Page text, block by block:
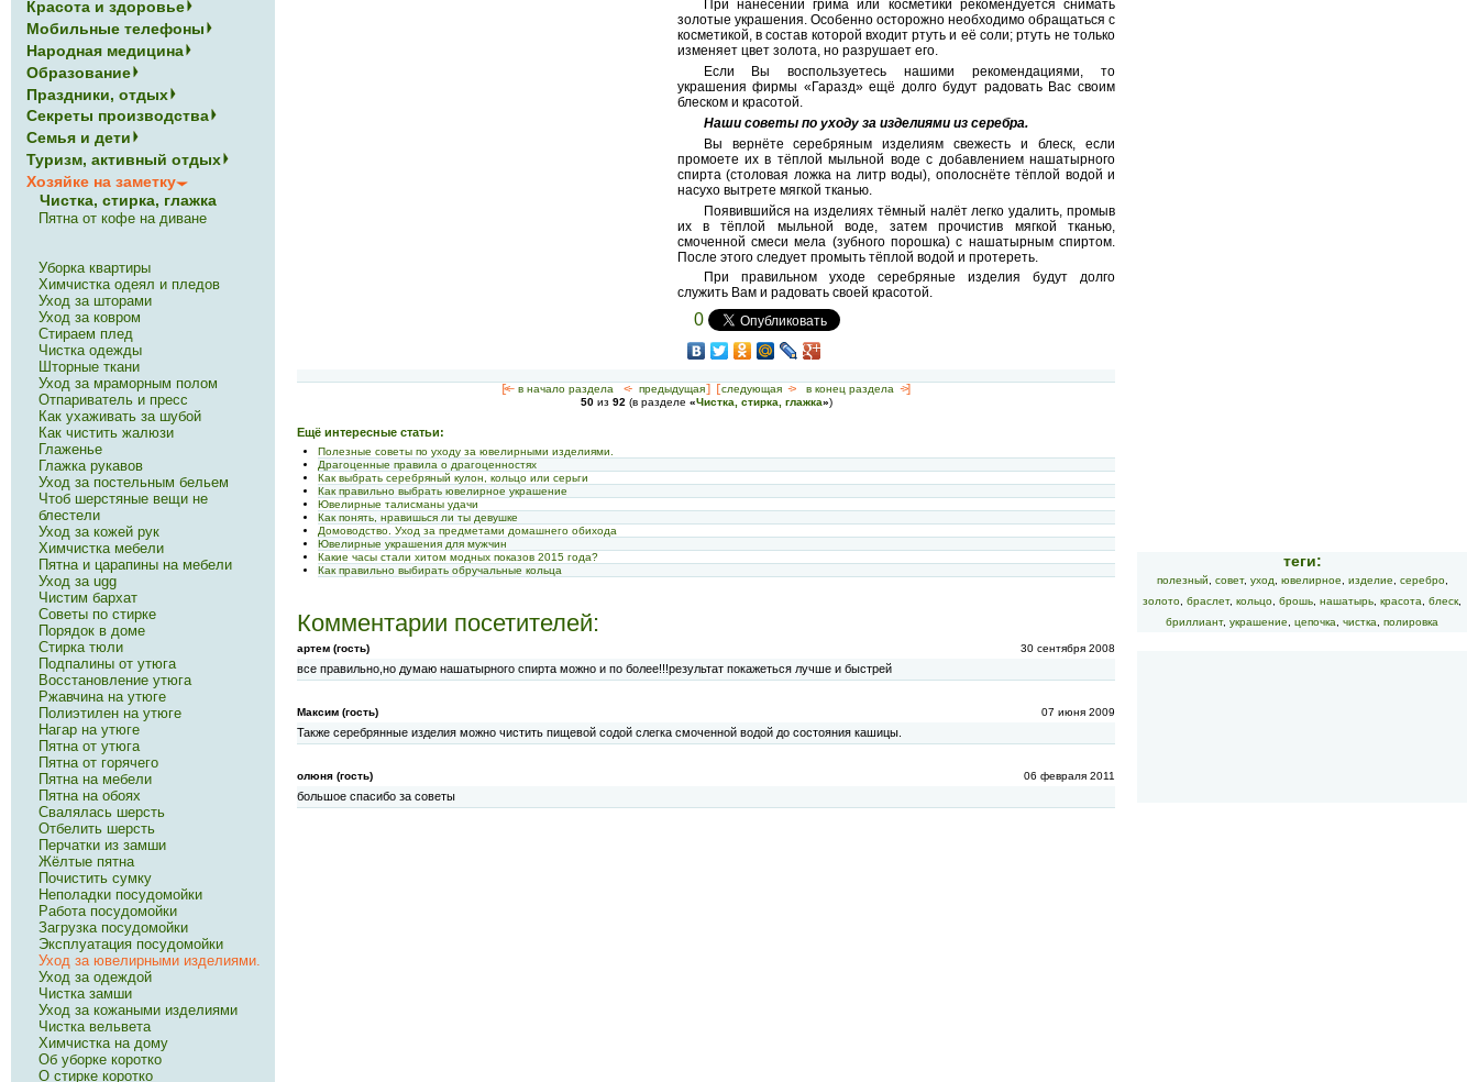
При нанесении грима или косметики рекомендуется снимать
золотые украшения. Особенно осторожно необходимо обращаться с
косметикой, в состав которой входит ртуть и её соли; ртуть не только
изменяет цвет золота, но разрушает его.
Если Вы воспользуетесь нашими рекомендациями, то
украшения фирмы «Гаразд» ещё долго будут радовать Вас своим
блеском и красотой.
Наши советы по уходу за изделиями из серебра.
Вы вернёте серебряным изделиям свежесть и блеск, если
промоете их в тёплой мыльной воде с добавлением нашатырного
спирта (столовая ложка на литр воды), ополоснёте тёплой водой и
насухо вытрете мягкой тканью.
Появившийся на изделиях тёмный налёт легко удалить, промыв
их в тёплой мыльной воде, затем прочистив мягкой тканью,
смоченной смеси мела (зубного порошка) с нашатырным спиртом.
После этого следует промыть тёплой водой и протереть.
При правильном уходе серебряные изделия будут долго
служить Вам и радовать своей красотой.
0
[<— в начало раздела <- предыдущая] [ следующая -> в конец раздела ->]
50из 92(в разделе «Чистка, стирка, глажка»)
Ещё интересные статьи:
Полезные советы по уходу за ювелирными изделиями.
Драгоценные правила о драгоценностях
Как выбрать серебряный кулон, кольцо или серьги
Как правильно выбрать ювелирное украшение
Ювелирные талисманы удачи
Как понять, нравишься ли ты девушке
Домоводство. Уход за предметами домашнего обихода
Ювелирные украшения для мужчин
Какие часы стали хитом модных показов 2015 года?
Как правильно выбирать обручальные кольца
Комментарии посетителей:
артем (гость) 30 сентября 2008
все правильно,но думаю нашатырного спирта можно и по более!!!результат покажеться лучше и быстрей
Максим (гость) 07 июня 2009
Также серебрянные изделия можно чистить пищевой содой слегка смоченной водой до состояния кашицы.
олюня (гость) 06 февраля 2011
большое спасибо за советы
Красота и здоровье
Мобильные телефоны
Народная медицина
Образование
Праздники, отдых
Секреты производства
Семья и дети
Туризм, активный отдых
Хозяйке на заметку
Чистка, стирка, глажка
Пятна от кофе на диване
Уборка квартиры
Химчистка одеял и пледов
Уход за шторами
Уход за ковром
Стираем плед
Чистка одежды
Шторные ткани
Уход за мраморным полом
Отпариватель и пресс
Как ухаживать за шубой
Как чистить жалюзи
Глаженье
Глажка рукавов
Уход за постельным бельем
Чтоб шерстяные вещи не
блестели
Уход за кожей рук
Химчистка мебели
Пятна и царапины на мебели
Уход за ugg
Чистим бархат
Советы по стирке
Порядок в доме
Стирка тюли
Подпалины от утюга
Восстановление утюга
Ржавчина на утюге
Полиэтилен на утюге
Нагар на утюге
Пятна от утюга
Пятна от горячего
Пятна на мебели
Пятна на обоях
Свалялась шерсть
Отбелить шерсть
Перчатки из замши
Жёлтые пятна
Почистить сумку
Неполадки посудомойки
Работа посудомойки
Загрузка посудомойки
Эксплуатация посудомойки
Уход за ювелирными изделиями.
Уход за одеждой
Чистка замши
Уход за кожаными изделиями
Чистка вельвета
Химчистка на дому
Об уборке коротко
О стирке коротко
теги:
полезный совет, уход ювелирное изделие серебро,
золото браслет, кольцо брошь нашатырь красота блеск
бриллиант, украшение цепочка чистка полировка